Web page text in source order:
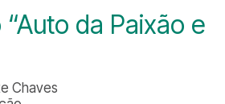
da Paixão e
Chaves